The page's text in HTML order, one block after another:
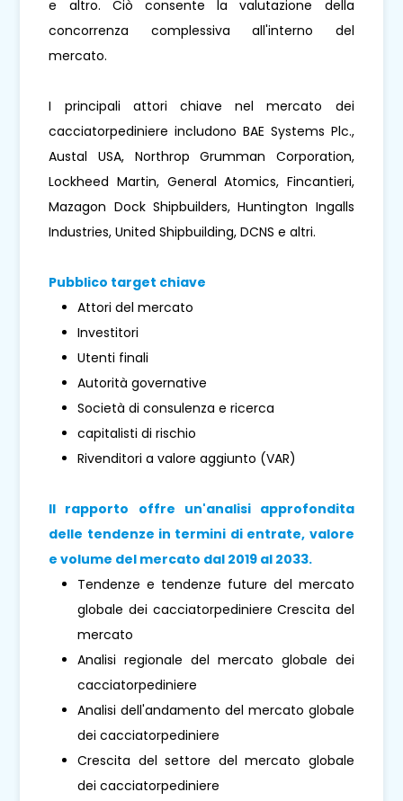
e altro. Ciò consente la valutazione della
concorrenza complessiva all'interno del
mercato.
I principali attori chiave nel mercato dei
cacciatorpediniere includono BAE Systems Plc.,
Austal USA, Northrop Grumman Corporation,
Lockheed Martin, General Atomics, Fincantieri,
Mazagon Dock Shipbuilders, Huntington Ingalls
Industries, United Shipbuilding, DCNS e altri.
Pubblico target chiave
Attori del mercato
Investitori
Utenti finali
Autorità governative
Società di consulenza e ricerca
capitalisti di rischio
Rivenditori a valore aggiunto (VAR)
Il rapporto offre un'analisi approfondita
delle tendenze in termini di entrate, valore
e volume del mercato dal 2019 al 2033.
Tendenze e tendenze future del mercato
globale dei cacciatorpediniere Crescita del
mercato
Analisi regionale del mercato globale dei
cacciatorpediniere
Analisi dell'andamento del mercato globale
dei cacciatorpediniere
Crescita del settore del mercato globale
dei cacciatorpediniere